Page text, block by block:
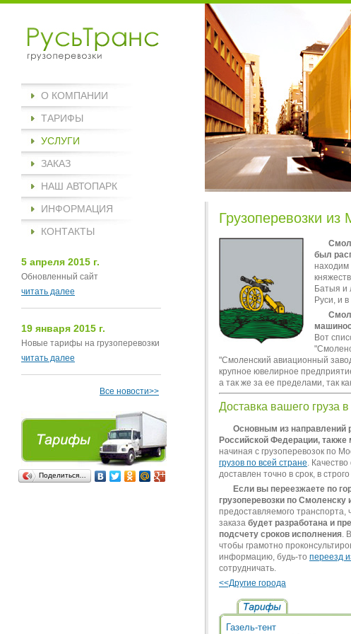
О КОМПАНИИ
ТАРИФЫ
УСЛУГИ
ЗАКАЗ
НАШ АВТОПАРК
ИНФОРМАЦИЯ
КОНТАКТЫ
5 апреля 2015 г.
Обновленный сайт
читать далее
19 января 2015 г.
Новые тарифы на грузоперевозки
читать далее
Все новости>>
Грузоперевозки
был
находим
Батыя и
Руси, и
Вот
"Смоленский авиационный
крупное ювелирное
а так же за ее пределами, так
Доставка вашего груза
Основным из направлений
Российской Федерации, также
начиная с грузоперевозок по
грузов по всей стране.
доставлен точно в срок, в
Если вы переезжаете по
грузоперевозки по
предоставляемого транспорта,
заказа будет разработана и
подсчету сроков исполнения.
чтобы грамотно
информацию, будь-то переезд
сотрудничать.
<<Другие города
Газель-тент
Поделиться…